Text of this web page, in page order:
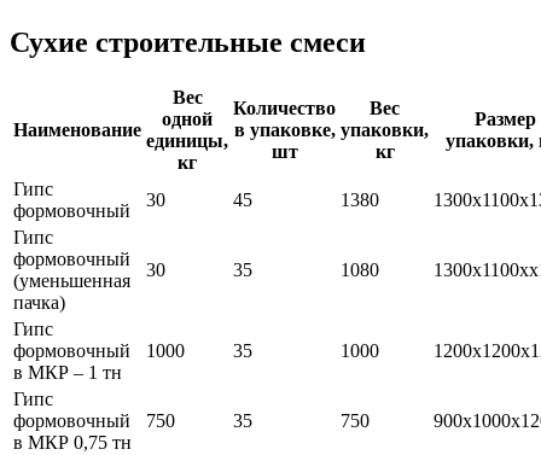
Сухие строительные смеси
Наименование
Вес
одной
единицы,
кг
Количество
в упаковке,
шт
Вес
упаковки,
кг
Размер
Гипс
формовочный
30 45 1380
Гипс
формовочный
(уменьшенная
пачка)
30 35 1080
Гипс
формовочный
в МКР – 1 тн
1000 35 1000
Гипс
формовочный
в МКР 0,75 тн
750 35 750